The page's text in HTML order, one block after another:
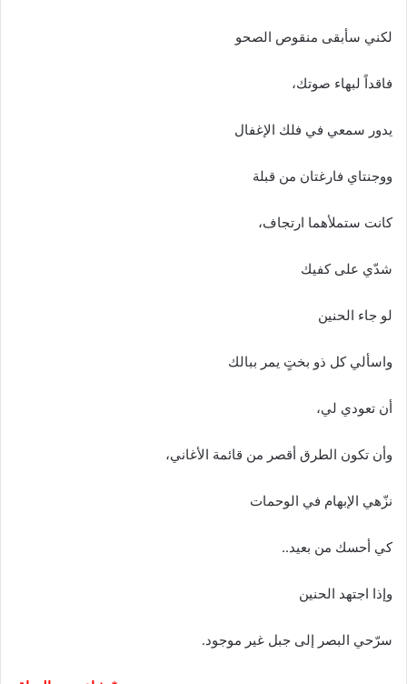
و
ي
لكني سأبقى منقوص الصحو
فاقداً لبهاء صوتك،
يدور سمعي في فلك الإغفال
ووجنتاي فارغتان من قبلة
كانت ستملأهما ارتجاف،
شدّي على كفيك
لو جاء الحنين
واسألي كل ذو بختٍ يمر ببالك
أن تعودي لي،
وأن تكون الطرق أقصر من قائمة الأغاني،
نزّهي الإبهام في الوحمات
كي أحسك من بعيد..
وإذا اجتهد الحنين
سرّحي البصر إلى جبل غير موجود.